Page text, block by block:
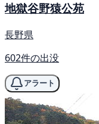
地獄谷野猿公苑
長野県
602件の出没
アラート